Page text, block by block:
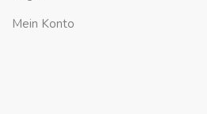
Mein Konto